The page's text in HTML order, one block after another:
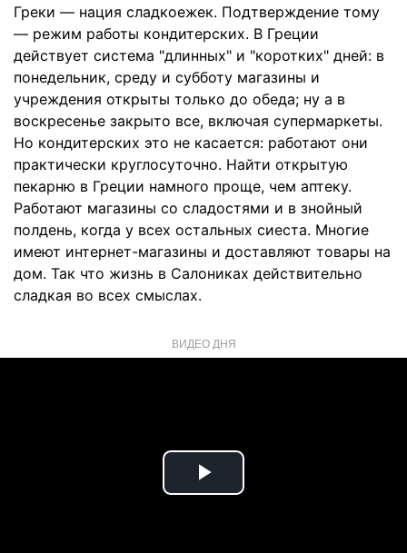
Греки — нация сладкоежек. Подтверждение тому
— режим работы кондитерских. В Греции
действует система "длинных" и "коротких" дней: в
понедельник, среду и субботу магазины и
учреждения открыты только до обеда; ну а в
воскресенье закрыто все, включая супермаркеты.
Но кондитерских это не касается: работают они
практически круглосуточно. Найти открытую
пекарню в Греции намного проще, чем аптеку.
Работают магазины со сладостями и в знойный
полдень, когда у всех остальных сиеста. Многие
имеют интернет-магазины и доставляют товары на
дом. Так что жизнь в Салониках действительно
сладкая во всех смыслах.
ВИДЕО ДНЯ
Play